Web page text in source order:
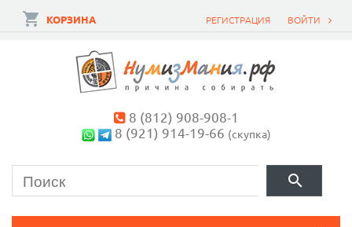
ВОЙТИ
РЕГИСТРАЦИЯ
КОРЗИНА
8 (812) 908-908-1
8 (921) 914-19-66 (скупка)